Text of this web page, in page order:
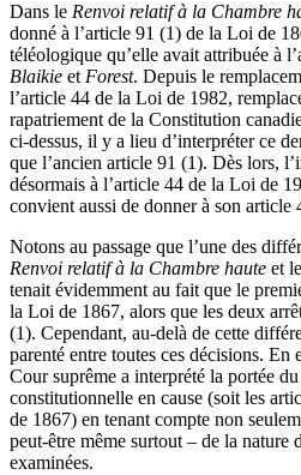
Dans le Renvoi relatif à la Chambre
donné à l’article 91 (1) de la Loi de
téléologique qu’elle avait attribuée à
Blaikie et Forest. Depuis le
l’article 44 de la Loi de 1982,
rapatriement de la Constitution
ci-dessus, il y a lieu d’interpréter ce
que l’ancien article 91 (1). Dès lors,
désormais à l’article 44 de la Loi de
convient aussi de donner à son article
Notons au passage que l’une des
Renvoi relatif à la Chambre haute et
tenait évidemment au fait que le
la Loi de 1867, alors que les deux
(1). Cependant, au-delà de cette
parenté entre toutes ces décisions. En
Cour suprême a interprété la portée
constitutionnelle en cause (soit les
de 1867) en tenant compte non
peut-être même surtout – de la nature
examinées.